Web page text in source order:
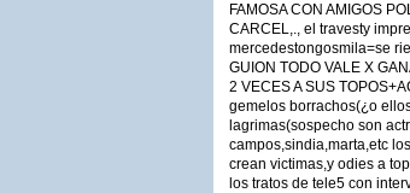
FAMOSA CON AMIGOS
CARCEL,., el travesty
mercedestongosmila=se
GUION TODO VALE X
2 VECES A SUS
gemelos borrachos(¿o
lagrimas(sospecho son
campos,sindia,marta,etc
crean victimas,y odies a
los tratos de tele5 con